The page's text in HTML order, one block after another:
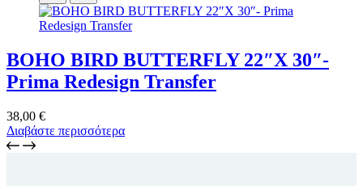
BOHO BIRD BUTTERFLY 22″X 30″-
Prima Redesign Transfer
38,00 €
Διαβάστε περισσότερα